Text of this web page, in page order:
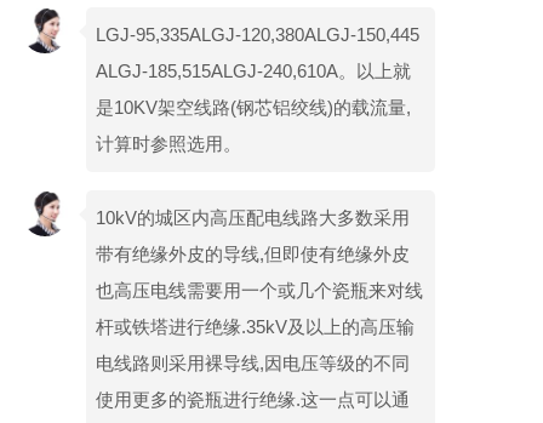
LGJ-95,335ALGJ-120,380ALGJ-150,445
ALGJ-185,515ALGJ-240,610A。以上就
是10KV架空线路(钢芯铝绞线)的载流量,
计算时参照选用。
10kV的城区内高压配电线路大多数采用
带有绝缘外皮的导线,但即使有绝缘外皮
也高压电线需要用一个或几个瓷瓶来对线
杆或铁塔进行绝缘.35kV及以上的高压输
电线路则采用裸导线,因电压等级的不同
使用更多的瓷瓶进行绝缘.这一点可以通